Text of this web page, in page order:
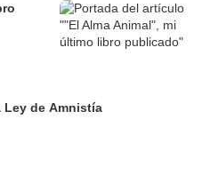
Ley de Amnistía